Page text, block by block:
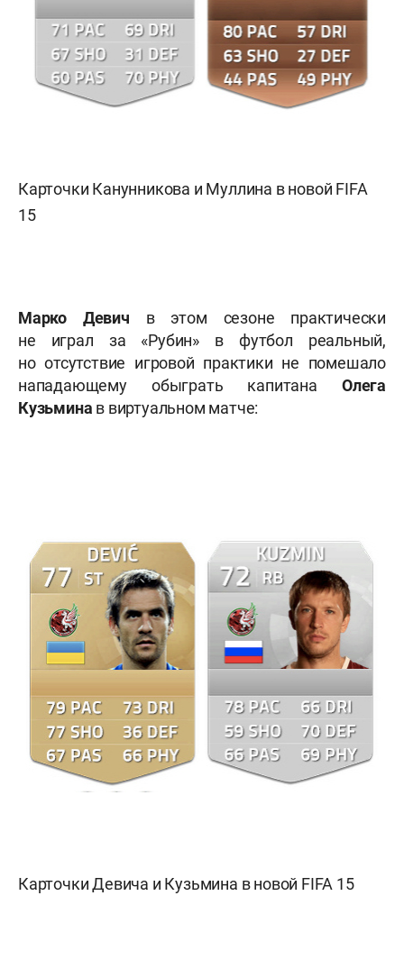
Карточки Канунникова и Муллина в новой FIFA
15
Марко Девич в этом сезоне практически
не играл за «Рубин» в футбол реальный,
но отсутствие игровой практики не помешало
нападающему обыграть капитана Олега
Кузьмина в виртуальном матче:
Карточки Девича и Кузьмина в новой FIFA 15